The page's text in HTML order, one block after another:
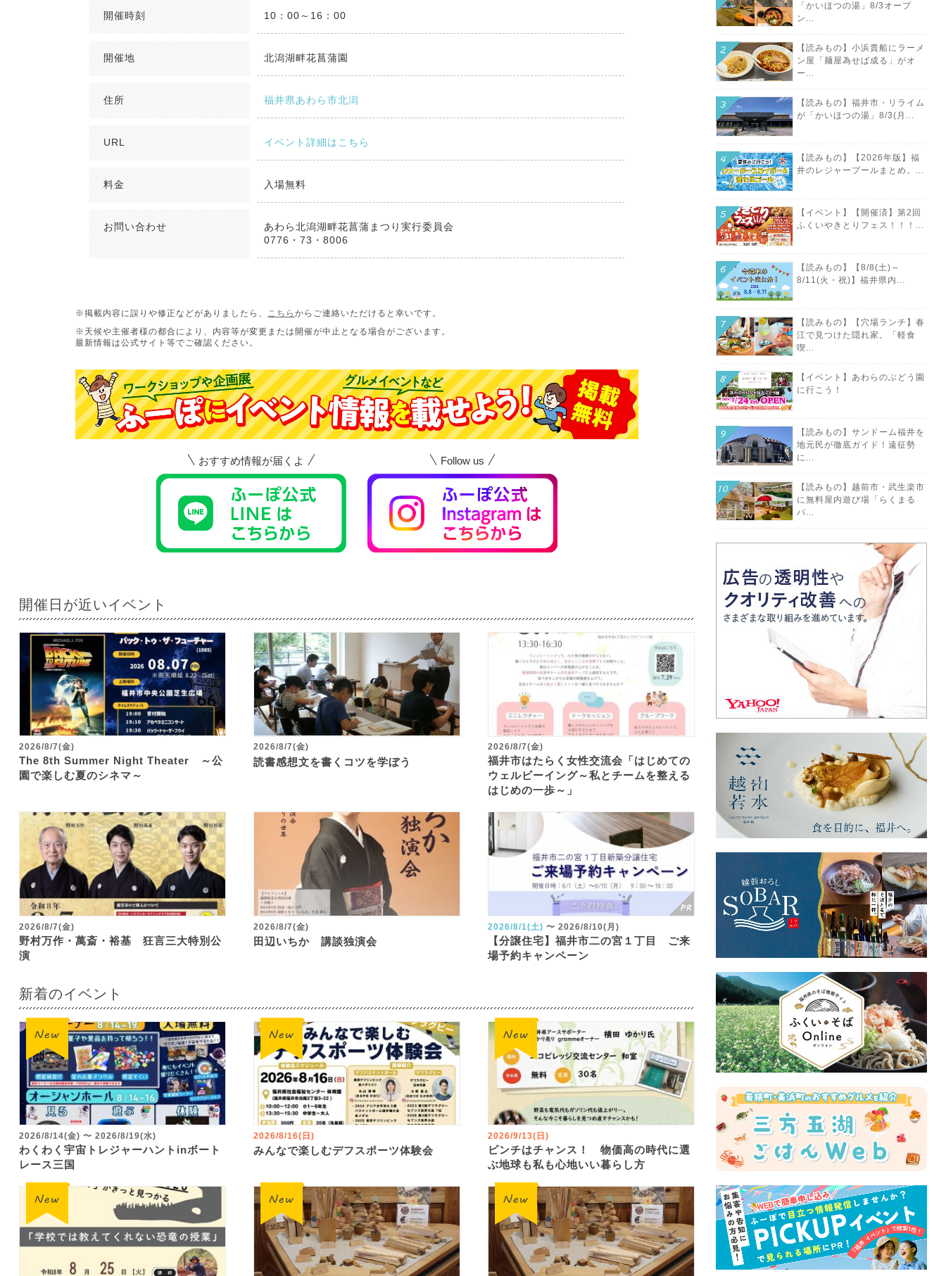
開催時刻 10：00～16：00
開催地 北潟湖畔花菖蒲園
住所 福井県あわら市北潟
URL イベント詳細はこちら
料金 入場無料
お問い合わせ
あわら北潟湖畔花菖蒲まつり実行委員会
0776・73・8006
※掲載内容に誤りや修正などがありましたら、 こちら からご連絡いただけると幸いです。
※天候や主催者様の都合により、内容等が変更または開催が中止となる場合がございます。
最新情報は公式サイト等でご確認ください。
おすすめ情報が届くよ Follow us
開催日が近いイベント
2026/8/7(金)
The 8th Summer Night Theater ～公
園で楽しむ夏のシネマ～
2026/8/7(金)
読書感想文を書くコツを学ぼう
2026/8/7(金)
福井市はたらく女性交流会「はじめての
ウェルビーイング～私とチームを整える
はじめの一歩～」
2026/8/7(金)
野村万作・萬斎・裕基 狂言三大特別公
演
2026/8/7(金)
田辺いちか 講談独演会
2026/8/1(土) 〜 2026/8/10(月)
【分譲住宅】福井市二の宮１丁目 ご来
場予約キャンペーン
新着のイベント
2026/8/14(金) 〜 2026/8/19(水)
わくわく宇宙トレジャーハントinボート
レース三国
2026/8/16(日)
みんなで楽しむデフスポーツ体験会
2026/9/13(日)
ピンチはチャンス！ 物価高の時代に選
ぶ地球も私も心地いい暮らし方
「かいほつの湯」8/3オープ
ン...
【読みもの】小浜貴船にラーメ
ン屋「麺屋為せば成る」がオ
ー...
【読みもの】福井市・リライム
が「かいほつの湯」8/3(月...
【読みもの】【2026年版】福
井のレジャープールまとめ。...
【イベント】【開催済】第2回
ふくいやきとりフェス！！！...
【読みもの】【8/8(土)～
8/11(火・祝)】福井県内...
【読みもの】【穴場ランチ】春
江で見つけた隠れ家。「軽食
喫...
【イベント】あわらのぶどう園
に行こう！
【読みもの】サンドーム福井を
地元民が徹底ガイド！遠征勢
に...
【読みもの】越前市・武生楽市
に無料屋内遊び場「らくまる
パ...